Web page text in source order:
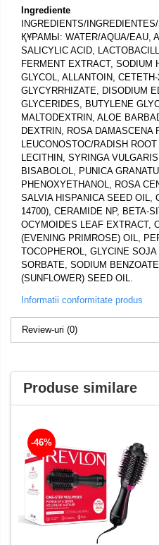
Ingrediente
INGREDIENTS/
ҚҰРАМЫ: WATER/AQUA/EAU,
SALICYLIC ACID,
FERMENT EXTRACT, SODIUM
GLYCOL, ALLANTOIN,
GLYCYRRHIZATE, DISODIUM
GLYCERIDES, BUTYLENE
MALTODEXTRIN, ALOE
DEXTRIN, ROSA DAMASCENA
LEUCONOSTOC/RADISH
LECITHIN, SYRINGA
BISABOLOL, PUNICA
PHENOXYETHANOL, ROSA
SALVIA HISPANICA SEED OIL,
14700), CERAMIDE NP, BETA-
OCYMOIDES LEAF EXTRACT,
(EVENING PRIMROSE) OIL,
TOCOPHEROL, GLYCINE
SORBATE, SODIUM
(SUNFLOWER) SEED OIL.
Informatii conformitate produs
Review-uri (0)
Produse similare
-46%